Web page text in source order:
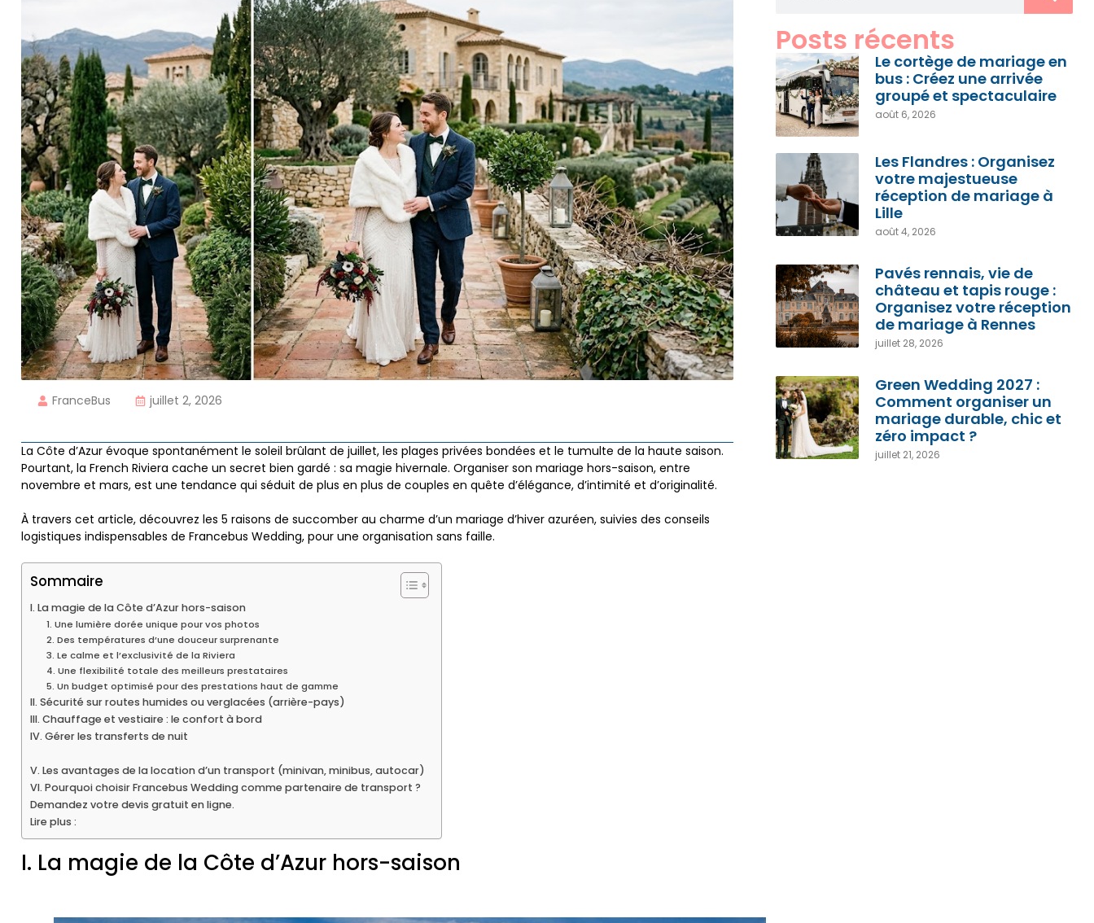
FranceBus juillet 2, 2026
La Côte d’Azur évoque spontanément le soleil brûlant de juillet, les plages privées bondées et le tumulte de la haute saison.
Pourtant, la French Riviera cache un secret bien gardé : sa magie hivernale. Organiser son mariage hors-saison, entre
novembre et mars, est une tendance qui séduit de plus en plus de couples en quête d’élégance, d’intimité et d’originalité.
À travers cet article, découvrez les 5 raisons de succomber au charme d’un mariage d’hiver azuréen, suivies des conseils
logistiques indispensables de Francebus Wedding, pour une organisation sans faille.
Sommaire
I. La magie de la Côte d’Azur hors-saison
1. Une lumière dorée unique pour vos photos
2. Des températures d’une douceur surprenante
3. Le calme et l’exclusivité de la Riviera
4. Une flexibilité totale des meilleurs prestataires
5. Un budget optimisé pour des prestations haut de gamme
II. Sécurité sur routes humides ou verglacées (arrière-pays)
III. Chauffage et vestiaire : le confort à bord
IV. Gérer les transferts de nuit
V. Les avantages de la location d’un transport (minivan, minibus, autocar)
VI. Pourquoi choisir Francebus Wedding comme partenaire de transport ?
Demandez votre devis gratuit en ligne.
Lire plus :
I. La magie de la Côte d’Azur hors-saison
Posts récents
Le cortège de mariage en
bus : Créez une arrivée
groupé et spectaculaire
août 6, 2026
Les Flandres : Organisez
votre majestueuse
réception de mariage à
Lille
août 4, 2026
Pavés rennais, vie de
château et tapis rouge :
Organisez votre réception
de mariage à Rennes
juillet 28, 2026
Green Wedding 2027 :
Comment organiser un
mariage durable, chic et
zéro impact ?
juillet 21, 2026